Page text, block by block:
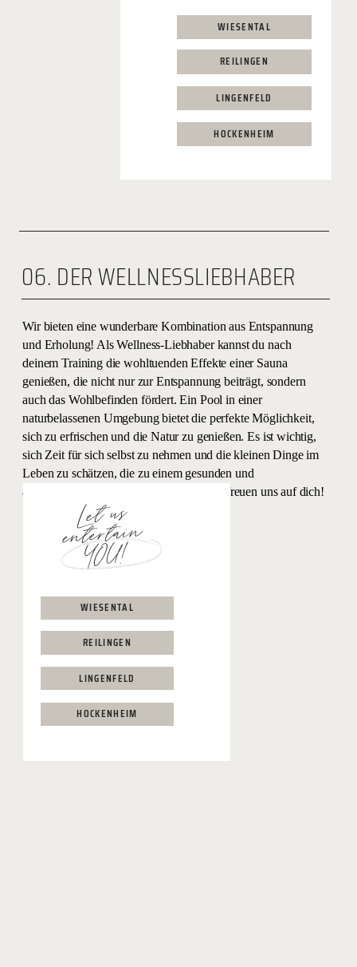
WIESENTAL
REILINGEN
LINGENFELD
HOCKENHEIM
06. DER WELLNESSLIEBHABER
Let us
entertain
YOU!
Wir bieten eine wunderbare Kombination aus Entspannung
und Erholung! Als Wellness-Liebhaber kannst du nach
deinem Training die wohltuenden Effekte einer Sauna
genießen, die nicht nur zur Entspannung beiträgt, sondern
auch das Wohlbefinden fördert. Ein Pool in einer
naturbelassenen Umgebung bietet die perfekte Möglichkeit,
sich zu erfrischen und die Natur zu genießen. Es ist wichtig,
sich Zeit für sich selbst zu nehmen und die kleinen Dinge im
Leben zu schätzen, die zu einem gesunden und
ausgeglichenen Lebensstil beitragen. Wir freuen uns auf dich!
WIESENTAL
REILINGEN
LINGENFELD
HOCKENHEIM